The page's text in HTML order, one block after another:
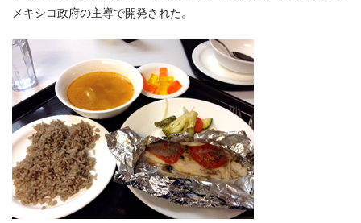
メキシコ政府の主導で開発された。